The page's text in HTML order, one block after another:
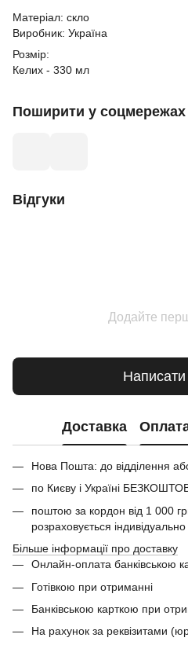
Матеріал: скло
Виробник: Україна
Розмір:
Келих - 330 мл
Поширити у соцмережах
Відгуки
Додайте
Написати
Доставка
Нова Пошта: до відділення
по Києву і Україні
поштою за кордон від 1 000
розраховується індивідуально
Більше інформації про доставку
Онлайн-оплата банківською
Готівкою при отриманні
Банківською карткою при
На рахунок за реквізитами